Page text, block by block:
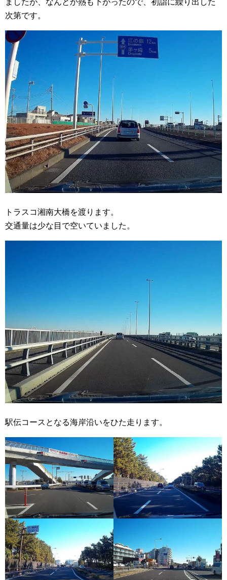
次第です。
トラスコ湘南大橋を渡ります。
交通量は少な目で空いていました。
駅伝コースとなる海岸沿いをひた走ります。